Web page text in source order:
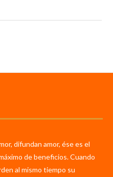
difundan amor, ése es el
de beneficios. Cuando
al mismo tiempo su